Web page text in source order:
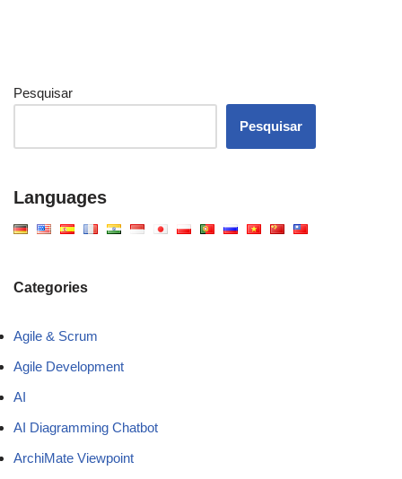
Pesquisar
Pesquisar
Languages
Categories
Agile & Scrum
Agile Development
AI
AI Diagramming Chatbot
ArchiMate Viewpoint